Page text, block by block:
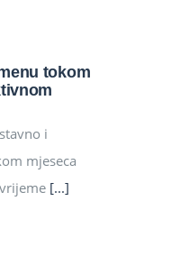
tokom
i
mjeseca
[...]